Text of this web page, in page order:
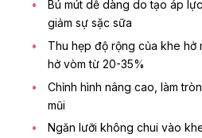
Bú mút dễ dàng do tạo áp
giảm sự sặc sữa
Thu hẹp độ rộng của khe hở
hở vòm từ 20-35%
Chỉnh hình nâng cao, làm
mũi
Ngăn lưỡi không chui vào